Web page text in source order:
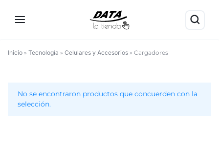
Inicio » Tecnología » Celulares y Accesorios » Cargadores
No se encontraron productos que concuerden con la
selección.